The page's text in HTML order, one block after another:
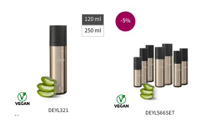
120 ml
250 ml
DEYL321
**
DEYLS66SET
-5%